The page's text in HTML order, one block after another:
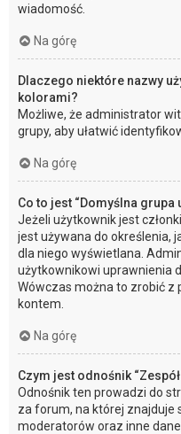
wiadomość.
Na górę
Dlaczego niektóre nazwy
kolorami?
Możliwe, że administrator
grupy, aby ułatwić
Na górę
Co to jest “Domyślna grupa
Jeżeli użytkownik jest
jest używana do określenia,
dla niego wyświetlana.
użytkownikowi uprawnienia
Wówczas można to zrobić
kontem.
Na górę
Czym jest odnośnik
Odnośnik ten prowadzi do
za forum, na której znajduje
moderatorów oraz inne